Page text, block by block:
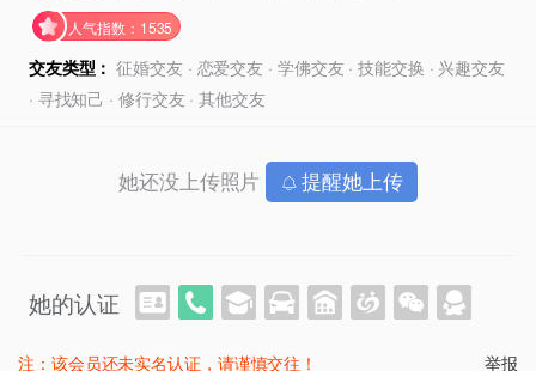
人气指数：1535
交友类型： 征婚交友 · 恋爱交友 · 学佛交友 · 技能交换 · 兴趣交友
· 寻找知己 · 修行交友 · 其他交友
她还没上传照片 提醒她上传
她的认证
注：该会员还未实名认证，请谨慎交往！ 举报